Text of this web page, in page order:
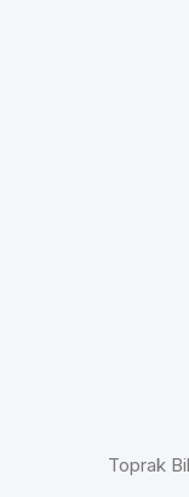
Toprak